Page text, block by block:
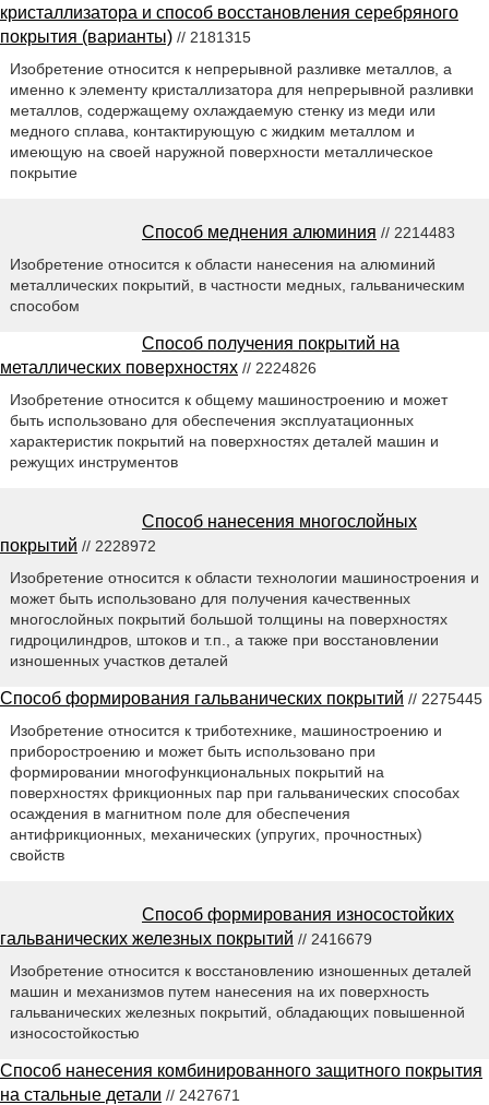
кристаллизатора и способ восстановления серебряного
покрытия (варианты) // 2181315
Изобретение относится к непрерывной разливке металлов, а
именно к элементу кристаллизатора для непрерывной разливки
металлов, содержащему охлаждаемую стенку из меди или
медного сплава, контактирующую с жидким металлом и
имеющую на своей наружной поверхности металлическое
покрытие
Способ меднения алюминия // 2214483
Изобретение относится к области нанесения на алюминий
металлических покрытий, в частности медных, гальваническим
способом
Способ получения покрытий на
металлических поверхностях // 2224826
Изобретение относится к общему машиностроению и может
быть использовано для обеспечения эксплуатационных
характеристик покрытий на поверхностях деталей машин и
режущих инструментов
Способ нанесения многослойных
покрытий // 2228972
Изобретение относится к области технологии машиностроения и
может быть использовано для получения качественных
многослойных покрытий большой толщины на поверхностях
гидроцилиндров, штоков и т.п., а также при восстановлении
изношенных участков деталей
Способ формирования гальванических покрытий // 2275445
Изобретение относится к триботехнике, машиностроению и
приборостроению и может быть использовано при
формировании многофункциональных покрытий на
поверхностях фрикционных пар при гальванических способах
осаждения в магнитном поле для обеспечения
антифрикционных, механических (упругих, прочностных)
свойств
Способ формирования износостойких
гальванических железных покрытий // 2416679
Изобретение относится к восстановлению изношенных деталей
машин и механизмов путем нанесения на их поверхность
гальванических железных покрытий, обладающих повышенной
износостойкостью
Способ нанесения комбинированного защитного покрытия
на стальные детали // 2427671